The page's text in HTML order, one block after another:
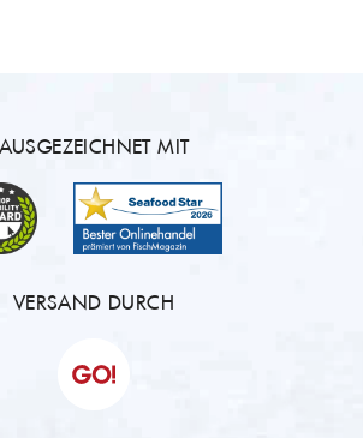
AUSGEZEICHNET MIT
VERSAND DURCH